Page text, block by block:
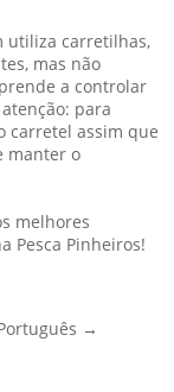
utiliza carretilhas,
mas não
a controlar
para
carretel assim que
manter o
melhores
Pesca Pinheiros!
→